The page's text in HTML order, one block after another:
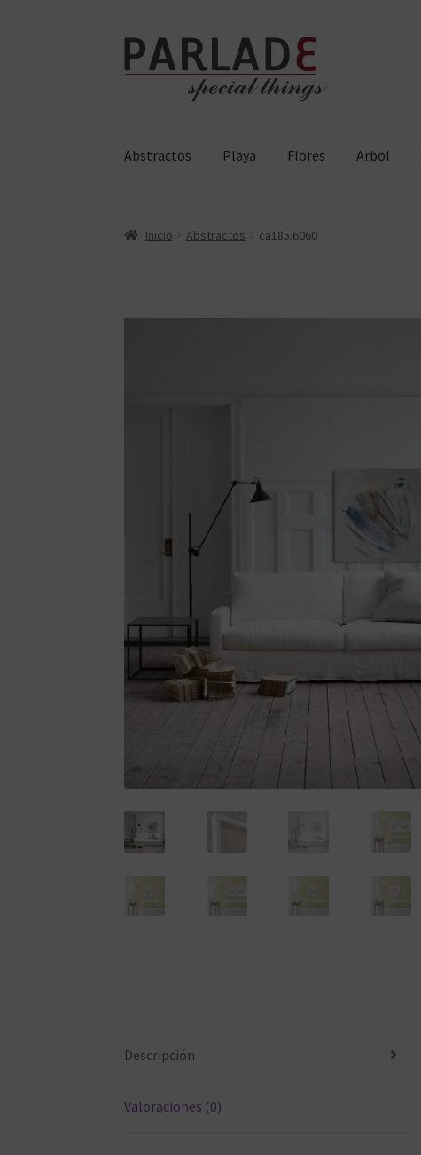
Ir
a
Ir
al
Abstractos Playa Flores Arbol
Inicio Abstractos ca185.6060
Descripción
Valoraciones (0)